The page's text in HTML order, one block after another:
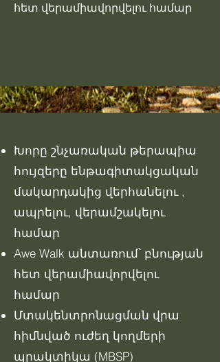
հետ վերամիավորվելու համար
Խորը շնչառական թերապիա
հույզերը ենթագիտակցական
մակարդակից վերհանելու ,
ապրելու, վերամշակելու
համար
Awe Walk անտառում՝ բնության
հետ վերամիավորվելու
համար
Մտակենտրոնացման վրա
հիմնված ուժեղ կողմերի
պրակտիկա (MBSP)